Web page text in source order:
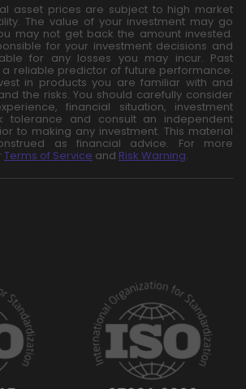
asset prices are subject to high market
The value of your investment may go
may not get back the amount invested.
for your investment decisions and
for any losses you may incur. Past
reliable predictor of future performance.
in products you are familiar with and
the risks. You should carefully consider
financial situation, investment
tolerance and consult an independent
to making any investment. This material
as financial advice. For more
Terms of Service and Risk Warning.